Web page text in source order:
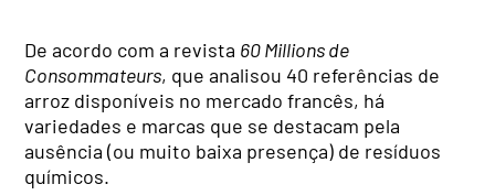
De acordo com a revista 60 Millions de
Consommateurs, que analisou 40 referências de
arroz disponíveis no mercado francês, há
variedades e marcas que se destacam pela
ausência (ou muito baixa presença) de resíduos
químicos.